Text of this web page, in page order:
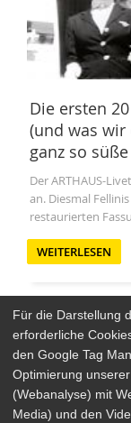
Die ersten
(und was
ganz so
Der ARTHAUS-
an. Diesmal
restaurierten
WEITERLESEN
Arthaus Stores
Social Media
Für die Darstellung
erforderliche
den Google Tag
Optimierung
(Webanalyse) mit
Media) und den